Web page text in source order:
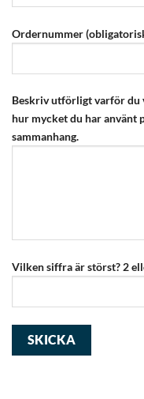
Ordernummer
Beskriv utförligt varför du
hur mycket du har
sammanhang.
Vilken siffra är störst? 2